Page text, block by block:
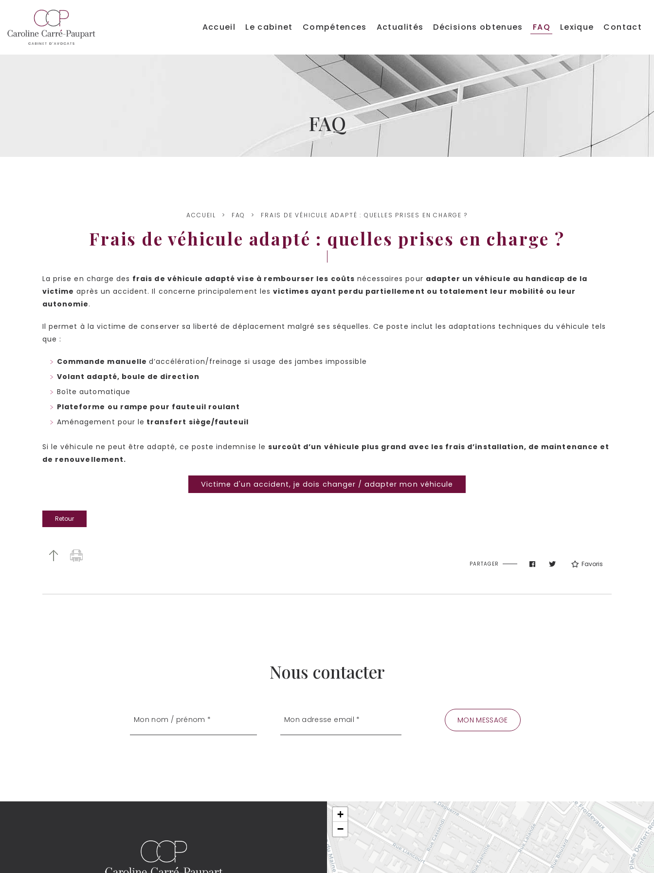
Accueil Le cabinet Compétences Actualités Décisions obtenues FAQ Lexique Contact
FAQ
ACCUEIL FAQ FRAIS DE VÉHICULE ADAPTÉ : QUELLES PRISES EN CHARGE ?
Frais de véhicule adapté : quelles prises en charge ?
La prise en charge des frais de véhicule adapté vise à rembourser les coûts nécessaires pour adapter un véhicule au handicap de la
victime après un accident. Il concerne principalement les victimes ayant perdu partiellement ou totalement leur mobilité ou leur
autonomie.
Il permet à la victime de conserver sa liberté de déplacement malgré ses séquelles. Ce poste inclut les adaptations techniques du véhicule tels
que :
Commande manuelle d’accélération/freinage si usage des jambes impossible
Volant adapté, boule de direction
Boîte automatique
Plateforme ou rampe pour fauteuil roulant
Aménagement pour le transfert siège/fauteuil
Si le véhicule ne peut être adapté, ce poste indemnise le surcoût d’un véhicule plus grand avec les frais d’installation, de maintenance et
de renouvellement.
Victime d'un accident, je dois changer / adapter mon véhicule
Retour
PARTAGER Favoris
Nous contacter
+
−